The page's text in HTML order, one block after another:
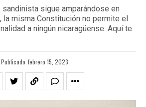
sandinista sigue amparándose en
misma Constitución no permite el
a ningún nicaragüense. Aquí te
Publicado febrero 15, 2023